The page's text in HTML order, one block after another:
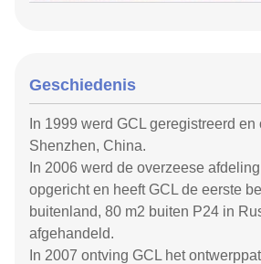
Geschiedenis
In 1999 werd GCL geregistreerd en
Shenzhen, China.
In 2006 werd de overzeese
opgericht en heeft GCL de eerste
buitenland, 80 m2 buiten P24 in
afgehandeld.
In 2007 ontving GCL het